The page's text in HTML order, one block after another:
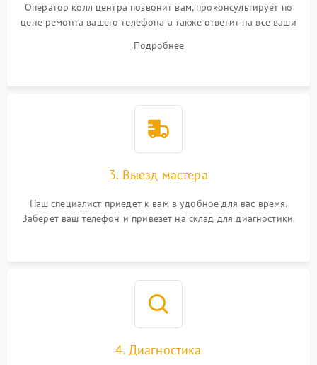
Оператор колл центра позвонит вам, проконсультирует по
цене ремонта вашего телефона а также ответит на все ваши
Подробнее
3. Выезд мастера
Наш специалист приедет к вам в удобное для вас время.
Заберет ваш телефон и привезет на склад для диагностики.
4. Диагностика